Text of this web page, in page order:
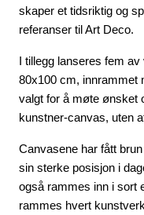
skaper et tidsriktig og
referanser til Art Deco.
I tillegg lanseres fem
80x100 cm, innrammet
valgt for å møte ønsket
kunstner-canvas, uten
Canvasene har fått
sin sterke posisjon i
også rammes inn i sort
rammes hvert